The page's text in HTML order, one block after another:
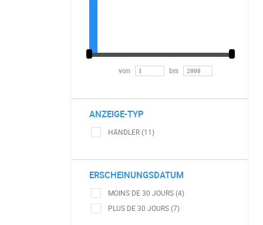
von bis
ANZEIGE-TYP
HÄNDLER (11)
ERSCHEINUNGSDATUM
MOINS DE 30 JOURS (4)
PLUS DE 30 JOURS (7)